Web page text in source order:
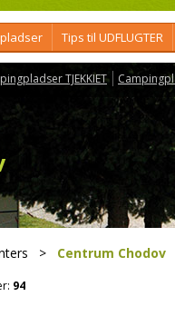
pladser Tips til UDFLUGTER
TJEKKIET
> Centrum Chodov
94